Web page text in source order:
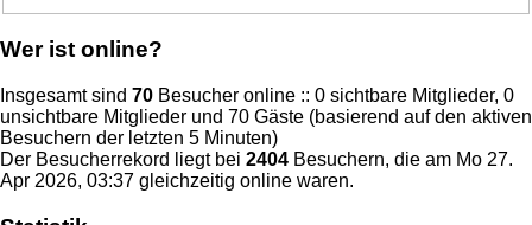
Wer ist online?
Insgesamt sind 70 Besucher online :: 0 sichtbare Mitglieder, 0
unsichtbare Mitglieder und 70 Gäste (basierend auf den aktiven
Besuchern der letzten 5 Minuten)
Der Besucherrekord liegt bei 2404 Besuchern, die am Mo 27.
Apr 2026, 03:37 gleichzeitig online waren.